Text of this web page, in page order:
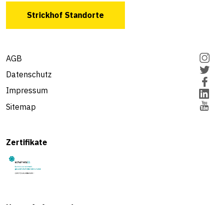
Strickhof Standorte
AGB
Datenschutz
Impressum
Sitemap
Zertifikate